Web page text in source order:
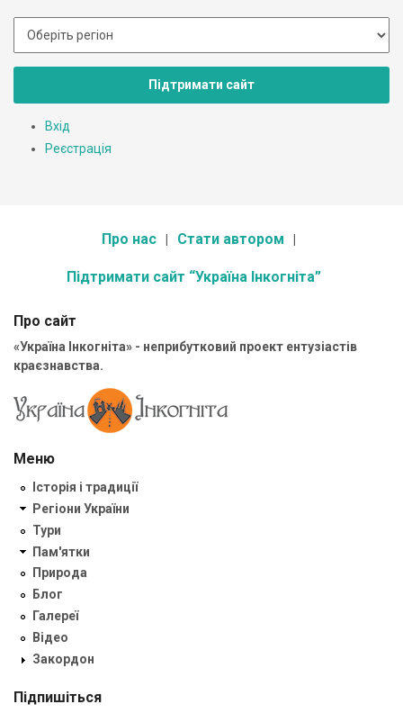
Підтримати сайт
Вхід
Реєстрація
Про нас Стати автором
Підтримати сайт “Україна Інкогніта”
Про сайт
«Україна Інкогніта» - неприбутковий проект ентузіастів
краєзнавства.
Меню
Історія і традиції
Регіони України
Тури
Пам'ятки
Природа
Блог
Галереї
Відео
Закордон
Підпишіться